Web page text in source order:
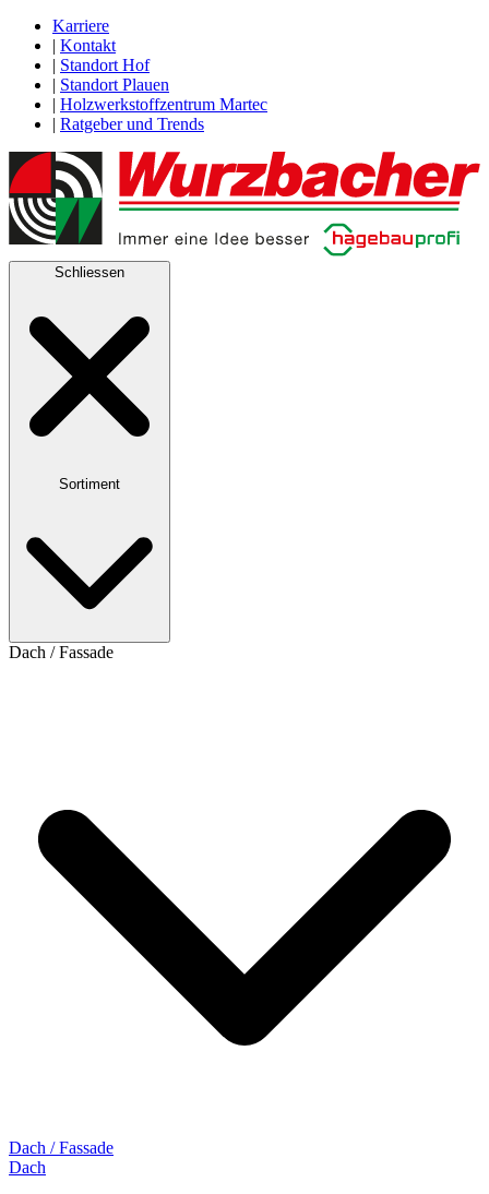
Karriere
| Kontakt
| Standort Hof
| Standort Plauen
| Holzwerkstoffzentrum Martec
| Ratgeber und Trends
Schliessen
Sortiment
Dach / Fassade
Dach / Fassade
Dach